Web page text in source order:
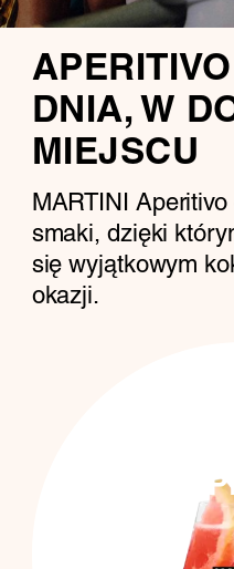
DNIA, W
MIEJSCU
MARTINI
smaki, dzięki
się wyjątkowym
okazji.